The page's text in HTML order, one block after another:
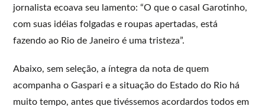
jornalista ecoava seu lamento: “O que o casal Garotinho,
com suas idéias folgadas e roupas apertadas, está
fazendo ao Rio de Janeiro é uma tristeza”.
Abaixo, sem seleção, a íntegra da nota de quem
acompanha o Gaspari e a situação do Estado do Rio há
muito tempo, antes que tivéssemos acordardos todos em